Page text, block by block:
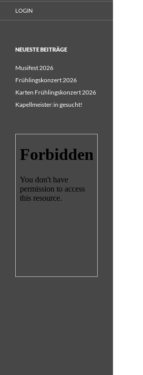
LOGIN
NEUESTE BEITRÄGE
Musifest 2026
Frühlingskonzert 2026
Karten Frühlingskonzert 2026
Kapellmeister:in gesucht!